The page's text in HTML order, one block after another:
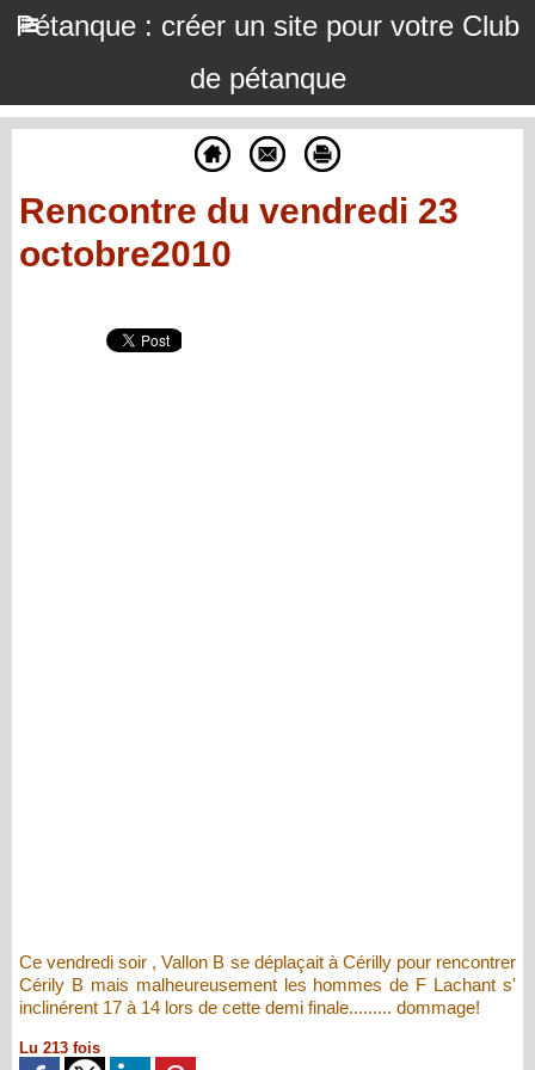
Pétanque : créer un site pour votre Club
de pétanque
Rencontre du vendredi 23
octobre2010
Ce vendredi soir , Vallon B se déplaçait à Cérilly pour rencontrer
Cérily B mais malheureusement les hommes de F Lachant s'
inclinérent 17 à 14 lors de cette demi finale......... dommage!
Lu 213 fois